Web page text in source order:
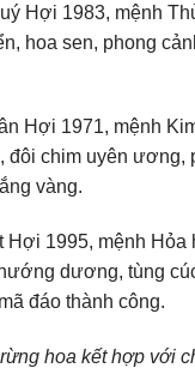
Hợi 1983, mệnh
hoa sen, phong
Hợi 1971, mệnh
đôi chim uyên ương,
vàng.
Hợi 1995, mệnh Hỏa
dương, tùng
đáo thành công.
hoa kết hợp với